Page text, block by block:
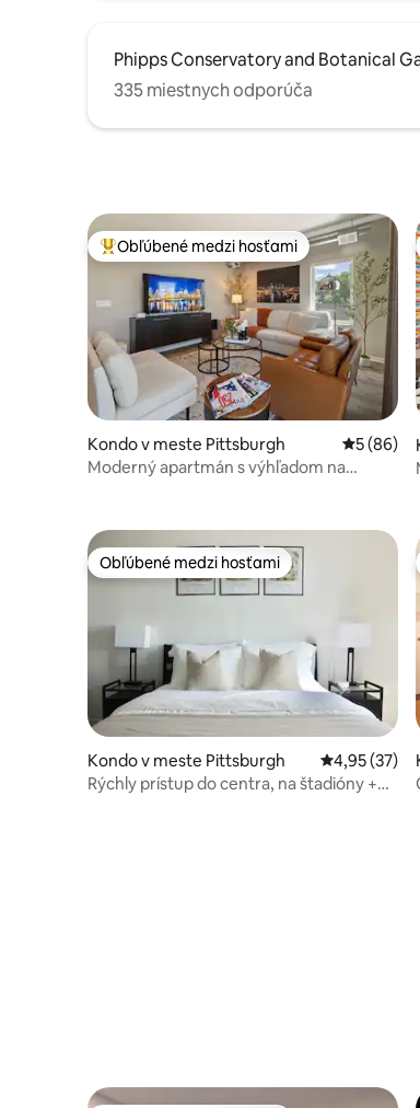
Phipps Conservatory and Botanical
335 miestnych odporúča
Najobľúbenejšie medzi hosťami
Obľúbené medzi hosťami
Kondo v meste Pittsburgh
5 (86)
Moderný apartmán s výhľadom na
Obľúbené medzi hosťami
Obľúbené medzi hosťami
Kondo v meste Pittsburgh Priemerné
4,95 (37)
Rýchly prístup do centra, na štadióny +